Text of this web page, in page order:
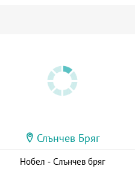
Слънчев Бряг
Нобел - Слънчев бряг